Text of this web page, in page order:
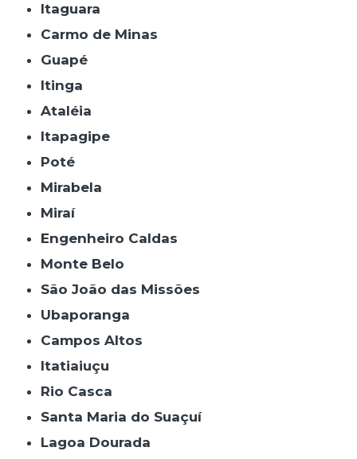
Itaguara
Carmo de Minas
Guapé
Itinga
Ataléia
Itapagipe
Poté
Mirabela
Miraí
Engenheiro Caldas
Monte Belo
São João das Missões
Ubaporanga
Campos Altos
Itatiaiuçu
Rio Casca
Santa Maria do Suaçuí
Lagoa Dourada